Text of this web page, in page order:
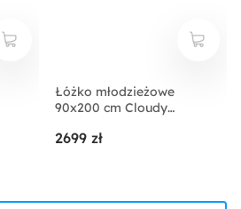
Łóżko młodzieżowe
90x200 cm Cloudy
pojemnikiem beżowe
2699 zł